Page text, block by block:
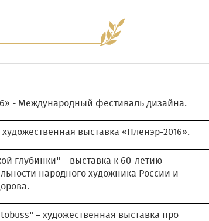
- Международный фестиваль дизайна.
художественная выставка «Пленэр-2016».
глубинки" – выставка к 60-летию
народного художника России и
– художественная выставка про